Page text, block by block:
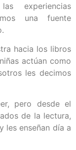
experiencias
una fuente
hacia los libros
actúan como
les decimos
pero desde el
de la lectura,
les enseñan día a